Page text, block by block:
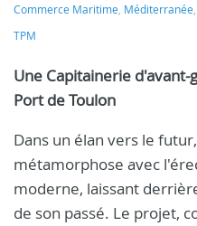
Commerce Maritime, Méditerranée,
TPM
Une Capitainerie
Port de Toulon
Dans un élan vers le
métamorphose avec
moderne, laissant
de son passé. Le projet,